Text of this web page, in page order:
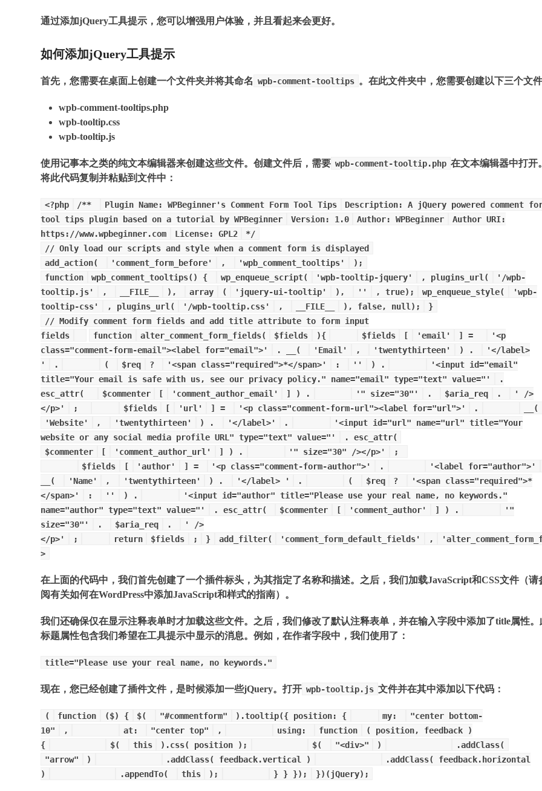
通过添加jQuery工具提示，您可以增强用户体验，并且看起来会更好。
如何添加jQuery工具提示
首先，您需要在桌面上创建一个文件夹并将其命名 wpb-comment-tooltips 。在此文件夹中，您需要创建以下三个文
wpb-comment-tooltips.php
wpb-tooltip.css
wpb-tooltip.js
使用记事本之类的纯文本编辑器来创建这些文件。创建文件后，需要 wpb-comment-tooltip.php 在文本编辑器中打开
将此代码复制并粘贴到文件中：
<?php /** Plugin Name: WPBeginner's Comment Form Tool Tips
Description: A jQuery powered comment
tool tips plugin based on a tutorial by WPBeginner
Version: 1.0 Author: WPBeginner
Author URI:
https://www.wpbeginner.com
License: GPL2
*/
// Only load our scripts and style when a comment form is displayed
add_action(
'comment_form_before' , 'wpb_comment_tooltips'
);
function
wpb_comment_tooltips() { wp_enqueue_script( 'wpb-tooltip-jquery' , plugins_url(
'/wpb-
tooltip.js'
, __FILE__ ), array ( 'jquery-ui-tooltip' ), '' , true); wp_enqueue_style(
'wpb-
tooltip-css'
, plugins_url( '/wpb-tooltip.css' , __FILE__ ), false, null);
}
// Modify comment form fields and add title attribute to form input
fields
function alter_comment_form_fields( $fields ){ $fields [ 'email' ] =
'<p
class="comment-form-email"><label for="email">'
. __( 'Email' , 'twentythirteen' ) .
'</label>
'
. ( $req ? '<span class="required">*</span>' : '' ) .
'<input id="email"
title="Your email is safe with us, see our privacy policy." name="email" type="text" value="'
.
esc_attr(
$commenter [ 'comment_author_email' ] ) . '" size="30"' . $aria_req .
' />
</p>'
; $fields [ 'url' ] = '<p class="comment-form-url"><label for="url">' .
__(
'Website'
, 'twentythirteen' ) . '</label>' .
'<input id="url" name="url" title="Your
website or any social media profile URL" type="text" value="'
. esc_attr(
$commenter
[ 'comment_author_url' ] ) . '" size="30" /></p>'
;
$fields
[ 'author' ] = '<p class="comment-form-author">' .
'<label for="author">'
__(
'Name' , 'twentythirteen' ) . '</label> ' . ( $req ?
'<span class="required">*
</span>'
: '' ) .
'<input id="author" title="Please use your real name, no keywords."
name="author" type="text" value="'
. esc_attr( $commenter [ 'comment_author' ] ) .
'"
size="30"'
. $aria_req .
' />
</p>'
; return $fields ; } add_filter( 'comment_form_default_fields' ,
>
在上面的代码中，我们首先创建了一个插件标头，为其指定了名称和描述。之后，我们加载JavaScript和CSS文件（请
阅有关如何在WordPress中添加JavaScript和样式的指南）。
我们还确保仅在显示注释表单时才加载这些文件。之后，我们修改了默认注释表单，并在输入字段中添加了title属性。
标题属性包含我们希望在工具提示中显示的消息。例如，在作者字段中，我们使用了：
title="Please use your real name, no keywords."
现在，您已经创建了插件文件，是时候添加一些jQuery。打开 wpb-tooltip.js 文件并在其中添加以下代码：
( function ($) { $( "#commentform" ).tooltip({ position: { my:
"center bottom-
10"
, at: "center top" , using: function
( position, feedback )
{
$( this ).css( position ); $( "<div>" )
.addClass(
"arrow"
) .addClass( feedback.vertical )
.addClass( feedback.horizontal
)
.appendTo( this ); } } }); })(jQuery);